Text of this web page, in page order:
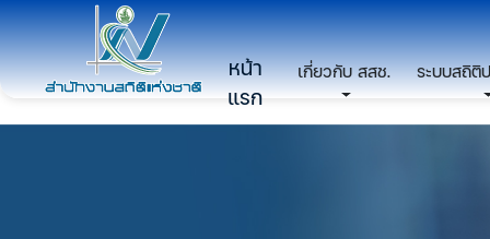
หน้า
แรก
เกี่ยวกับ สสช. ระบบสถิติ